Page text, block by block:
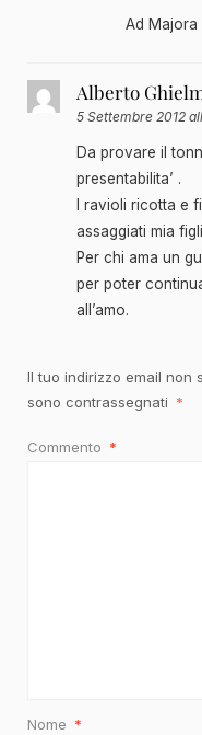
Ad Majora
Alberto
5 Settembre 2012
Da provare il
presentabilita’ .
I ravioli ricotta e
assaggiati mia
Per chi ama un
per poter
all’amo.
Il tuo indirizzo email non
sono contrassegnati *
Commento *
Nome *